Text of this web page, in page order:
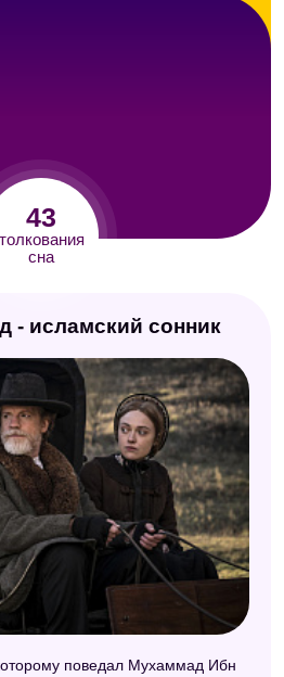
43
толкования
сна
(Мельников)
Тифлиси
Дениз Линн
- исламский сонник
поведал Мухаммад Ибн